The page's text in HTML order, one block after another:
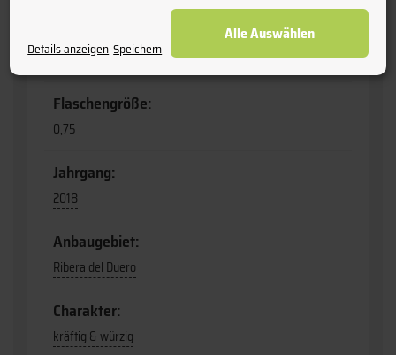
trocken
Flaschengröße:
0,75
Jahrgang:
2018
Anbaugebiet:
Ribera del Duero
Charakter:
kräftig & würzig
Details anzeigen Speichern
Alle Auswählen